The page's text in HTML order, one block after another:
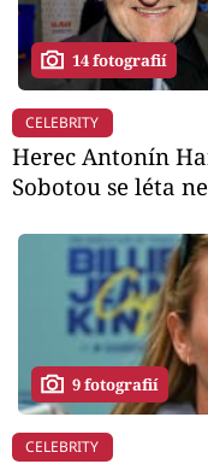
14 fotografií
CELEBRITY
Herec Antonín
Sobotou se léta
9 fotografií
CELEBRITY